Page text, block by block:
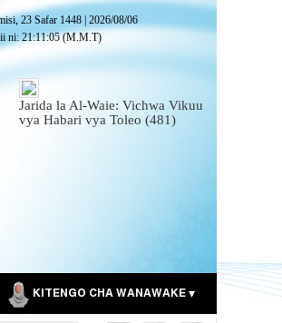
23 Safar 1448 2026/08/06
ni:21:11:07(M.M.T)
Jarida la Al-Waie: Vichwa Vikuu
vya Habari vya Toleo (481)
KITENGO CHA WANAWAKE